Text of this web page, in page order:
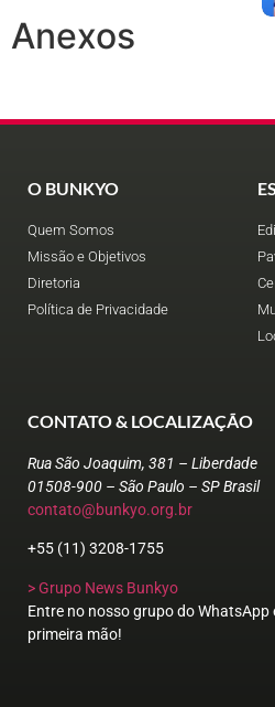
Anexos
O BUNKYO
Quem Somos
Missão e Objetivos
Diretoria
Política de Privacidade
CONTATO & LOCALIZAÇÃO
Rua São Joaquim, 381 – Liberdade
01508-900 – São Paulo – SP Brasil
contato@bunkyo.org.br
+55 (11) 3208-1755
> Grupo News Bunkyo
Entre no nosso grupo do
primeira mão!